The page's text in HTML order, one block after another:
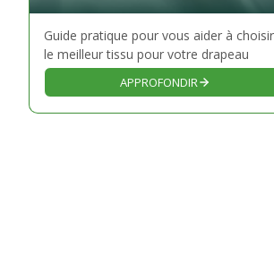
Guide pratique pour vous aider à choisir
le meilleur tissu pour votre drapeau
APPROFONDIR